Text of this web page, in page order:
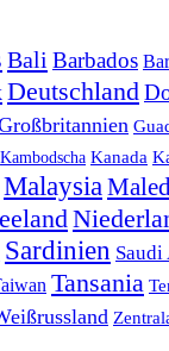
Bali Barbados
Deutschland
Kambodscha Kanada
Malaysia
Sardinien Saudi
Tansania